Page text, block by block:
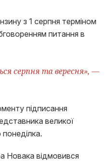
з 1 серпня терміном
питання в
серпня та вересня», —
підписання
великої
Новака відмовився